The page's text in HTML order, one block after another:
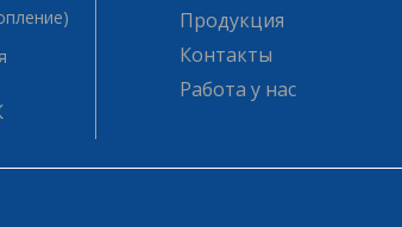
Продукция
Контакты
Работа у нас